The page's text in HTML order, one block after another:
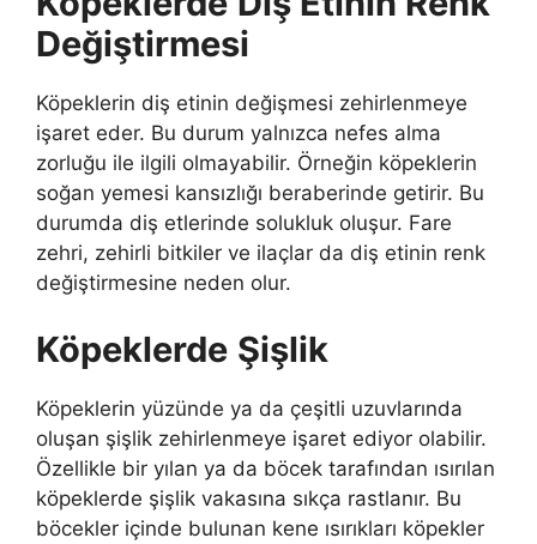
Değiştirmesi
Köpeklerin diş etinin değişmesi zehirlenmeye
işaret eder. Bu durum yalnızca nefes alma
zorluğu ile ilgili olmayabilir. Örneğin köpeklerin
soğan yemesi kansızlığı beraberinde getirir. Bu
durumda diş etlerinde solukluk oluşur. Fare
zehri, zehirli bitkiler ve ilaçlar da diş etinin renk
değiştirmesine neden olur.
Köpeklerde Şişlik
Köpeklerin yüzünde ya da çeşitli uzuvlarında
oluşan şişlik zehirlenmeye işaret ediyor olabilir.
Özellikle bir yılan ya da böcek tarafından ısırılan
köpeklerde şişlik vakasına sıkça rastlanır. Bu
böcekler içinde bulunan kene ısırıkları köpekler